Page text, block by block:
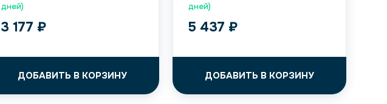
дней)
3 177 ₽
ДОБАВИТЬ В КОРЗИНУ
дней)
5 437 ₽
ДОБАВИТЬ В КОРЗИНУ